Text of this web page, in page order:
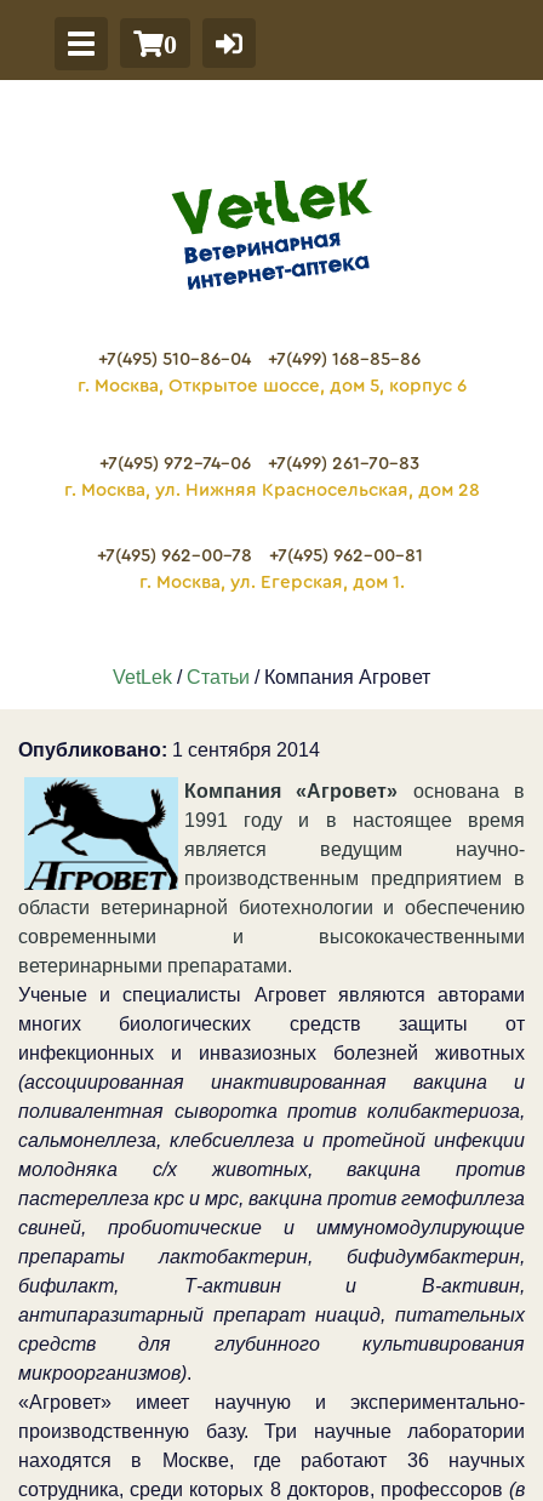
0
+7(495) 510-86-04
+7(499) 168-85-86
г. Москва, Открытое шоссе, дом 5, корпус 6
+7(495) 972-74-06
+7(499) 261-70-83
г. Москва, ул. Нижняя Красносельская, дом 28
+7(495) 962-00-78
+7(495) 962-00-81
г. Москва, ул. Егерская, дом 1.
VetLek /Статьи / Компания Агровет
Опубликовано: 1 сентября 2014
Компания
«Агровет» основана в
1991 году и в настоящее время
является ведущим научно-
производственным предприятием в
области ветеринарной биотехнологии и обеспечению
современными и высококачественными
ветеринарными препаратами.
Ученые и специалисты Агровет являются авторами
многих биологических средств защиты от
инфекционных и инвазиозных болезней животных
(ассоциированная инактивированная вакцина и
поливалентная сыворотка против колибактериоза,
сальмонеллеза, клебсиеллеза и протейной инфекции
молодняка с/х животных, вакцина против
пастереллеза крс и мрс, вакцина против гемофиллеза
свиней, пробиотические и иммуномодулирующие
препараты лактобактерин, бифидумбактерин,
бифилакт, Т-активин и В-активин,
антипаразитарный препарат ниацид, питательных
средств для глубинного культивирования
микроорганизмов).
«Агровет» имеет научную и экспериментально-
производственную базу. Три научные лаборатории
находятся в Москве, где работают 36 научных
сотрудника, среди которых 8 докторов, профессоров (в